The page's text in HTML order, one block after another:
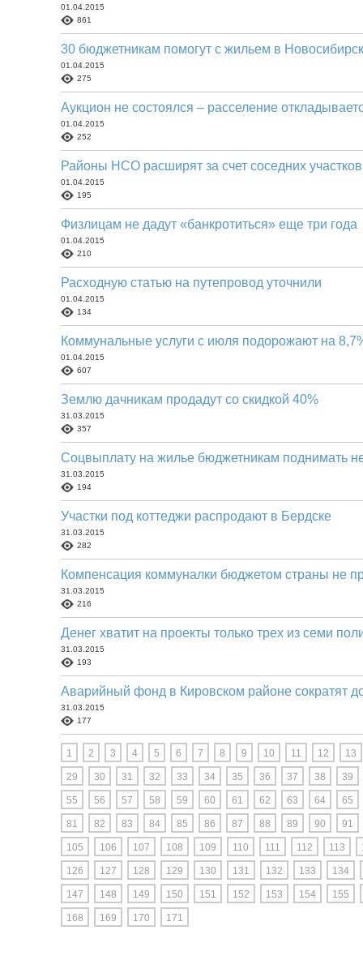
01.04.2015
861
30 бюджетникам помогут с жильем в
01.04.2015
275
Аукцион не состоялся – расселение
01.04.2015
252
Районы НСО расширят за счет соседних участков
01.04.2015
195
Физлицам не дадут «банкротиться» еще три года
01.04.2015
210
Расходную статью на путепровод уточнили
01.04.2015
134
Коммунальные услуги с июля подорожают на
01.04.2015
607
Землю дачникам продадут со скидкой 40%
31.03.2015
357
Соцвыплату на жилье бюджетникам поднимать
31.03.2015
194
Участки под коттеджи распродают в Бердске
31.03.2015
282
Компенсация коммуналки бюджетом страны не
31.03.2015
216
Денег хватит на проекты только трех из семи
31.03.2015
193
Аварийный фонд в Кировском районе сократят
31.03.2015
177
1 2 3 4 5 6 7 8 9 10 11 12 13
29 30 31 32 33 34 35 36 37 38 39
55 56 57 58 59 60 61 62 63 64 65
81 82 83 84 85 86 87 88 89 90 91
105 106 107 108 109 110 111 112 113
126 127 128 129 130 131 132 133 134
147 148 149 150 151 152 153 154 155
168 169 170 171